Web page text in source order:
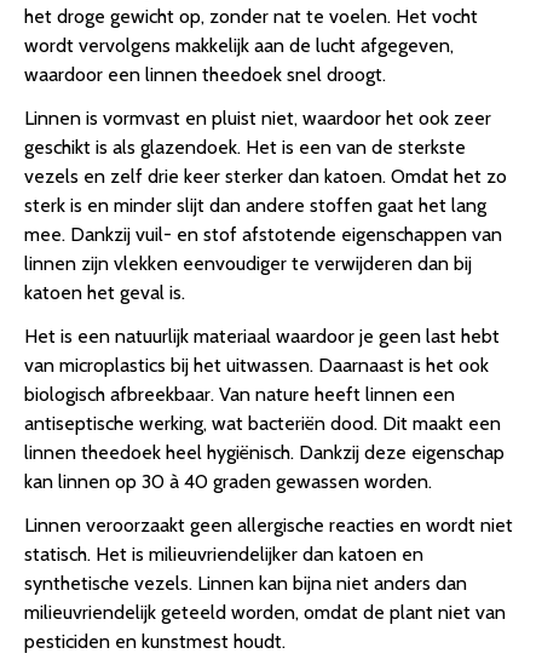
het droge gewicht op, zonder nat te voelen. Het vocht
wordt vervolgens makkelijk aan de lucht afgegeven,
waardoor een linnen theedoek snel droogt.
Linnen is vormvast en pluist niet, waardoor het ook zeer
geschikt is als glazendoek. Het is een van de sterkste
vezels en zelf drie keer sterker dan katoen. Omdat het zo
sterk is en minder slijt dan andere stoffen gaat het lang
mee. Dankzij vuil- en stof afstotende eigenschappen van
linnen zijn vlekken eenvoudiger te verwijderen dan bij
katoen het geval is.
Het is een natuurlijk materiaal waardoor je geen last hebt
van microplastics bij het uitwassen. Daarnaast is het ook
biologisch afbreekbaar. Van nature heeft linnen een
antiseptische werking, wat bacteriën dood. Dit maakt een
linnen theedoek heel hygiënisch. Dankzij deze eigenschap
kan linnen op 30 à 40 graden gewassen worden.
Linnen veroorzaakt geen allergische reacties en wordt niet
statisch. Het is milieuvriendelijker dan katoen en
synthetische vezels. Linnen kan bijna niet anders dan
milieuvriendelijk geteeld worden, omdat de plant niet van
pesticiden en kunstmest houdt.